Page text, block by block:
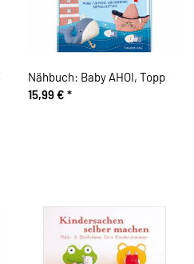
Nähbuch: Baby AHOI, Topp
15,99 € *